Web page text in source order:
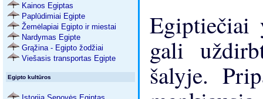
Kainos Egiptas
Paplūdimiai Egipte
Žemėlapiai Egipto ir miestai
Nardymas Egipte
Grąžina - Egipto žodžiai
Viešasis transportas Egipte
Egipto kultūros
Egiptiečiai
gali
šalyje.